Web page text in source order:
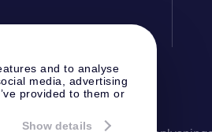
and to analyse
media, advertising
provided to them or
Show details